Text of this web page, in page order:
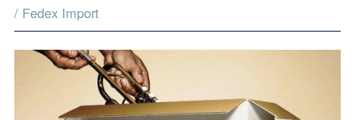
/ Fedex Import